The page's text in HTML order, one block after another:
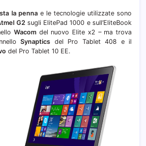
la pennae le tecnologie utilizzate sono
G2 sugli ElitePad 1000 e sull’EliteBook
Wacomdel nuovo Elite x2 – ma trova
Synaptics del Pro Tablet 408 e il
del Pro Tablet 10 EE.